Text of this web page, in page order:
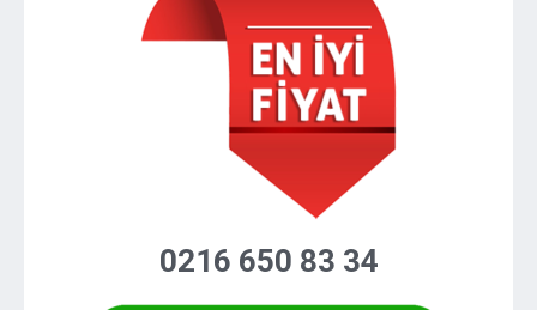
0216 650 83 34